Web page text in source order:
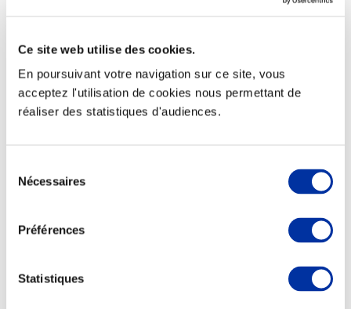
Ce site web utilise des cookies.
En poursuivant votre navigation sur ce site, vous
acceptez l'utilisation de cookies nous permettant de
réaliser des statistiques d'audiences.
Nécessaires
Préférences
Statistiques
Viande et climat
Valorisation de l’herbe
Bien-être, Protection et Santé des animaux